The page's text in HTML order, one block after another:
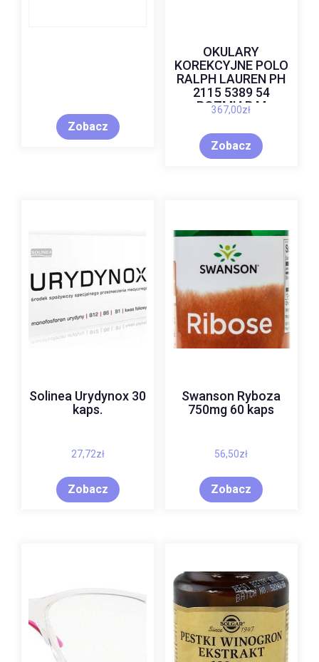
Zobacz
OKULARY
KOREKCYJNE POLO
RALPH LAUREN PH
2115 5389 54
ROZMIAR M
367,00zł
Zobacz
Solinea Urydynox 30
kaps.
27,72zł
Zobacz
Swanson Ryboza
750mg 60 kaps
56,50zł
Zobacz